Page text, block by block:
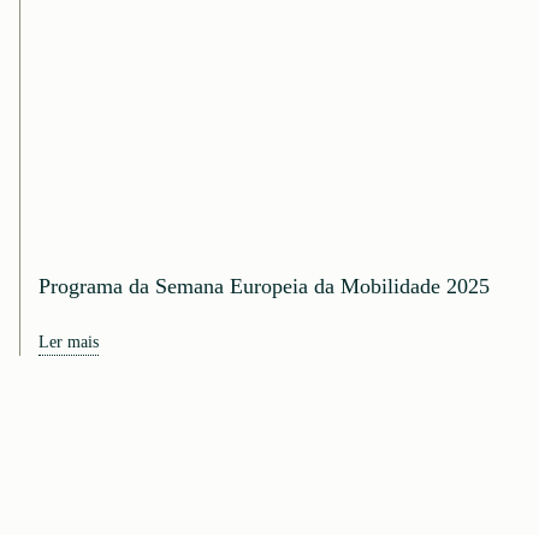
Programa da Semana Europeia da Mobilidade 2025
Ler mais